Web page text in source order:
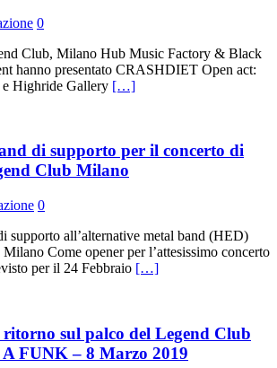
0
Club, Milano Hub Music Factory & Black
hanno presentato CRASHDIET Open act:
Highride Gallery […]
di supporto per il concerto di
Club Milano
0
supporto all’alternative metal band (HED)
Come opener per l’attesissimo concerto
per il 24 Febbraio […]
sul palco del Legend Club
FUNK – 8 Marzo 2019